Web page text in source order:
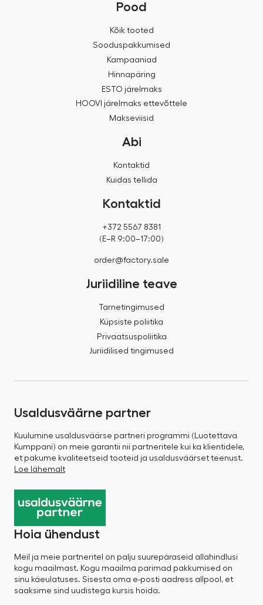
Pood
Kõik tooted
Sooduspakkumised
Kampaaniad
Hinnapäring
ESTO järelmaks
HOOVI järelmaks ettevõttele
Makseviisid
Abi
Kontaktid
Kuidas tellida
Kontaktid
+372 5567 8381
(E–R 9:00–17:00)
order@factory.sale
Juriidiline teave
Tarnetingimused
Küpsiste poliitika
Privaatsuspoliitika
Juriidilised tingimused
Usaldusväärne partner
Kuulumine usaldusväärse partneri programmi (Luotettava
Kumppani) on meie garantii nii partneritele kui ka klientidele,
et pakume kvaliteetseid tooteid ja usaldusväärset teenust.
Loe lähemalt
Hoia ühendust
Meil ja meie partneritel on palju suurepäraseid allahindlusi
kogu maailmast. Kogu maailma parimad pakkumised on
sinu käeulatuses. Sisesta oma e-posti aadress allpool, et
saaksime sind uudistega kursis hoida.